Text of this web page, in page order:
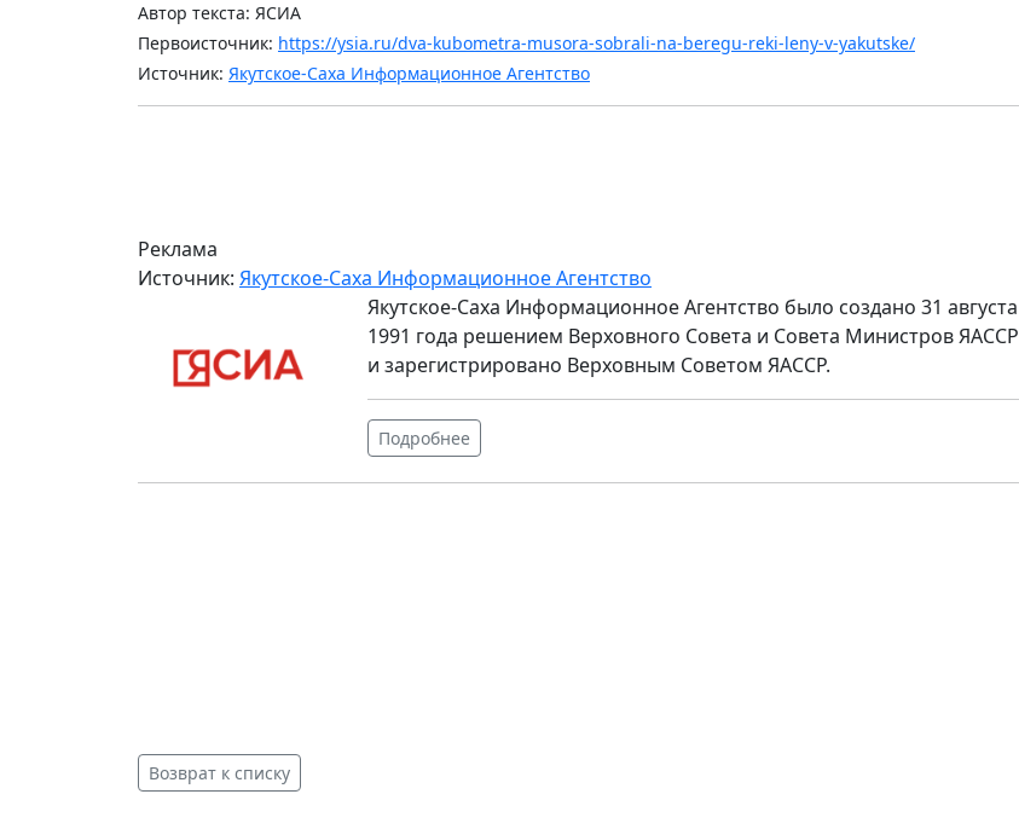
Автор текста: ЯСИА
Первоисточник: https://ysia.ru/dva-kubometra-musora-sobrali-na-beregu-reki-leny-v-yakutske/
Источник: Якутское-Саха Информационное Агентство
Реклама
Источник: Якутское-Саха Информационное Агентство
Якутское-Саха Информационное Агентство было создано 31 августа
1991 года решением Верховного Совета и Совета Министров ЯАССР
и зарегистрировано Верховным Советом ЯАССР.
Подробнее
Возврат к списку